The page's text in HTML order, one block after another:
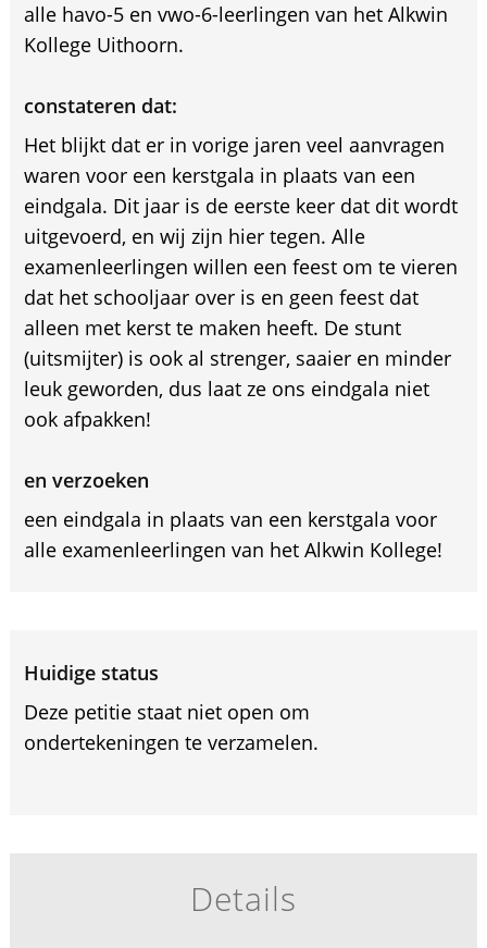
alle havo-5 en vwo-6-leerlingen van het Alkwin
Kollege Uithoorn.
constateren dat:
Het blijkt dat er in vorige jaren veel aanvragen
waren voor een kerstgala in plaats van een
eindgala. Dit jaar is de eerste keer dat dit wordt
uitgevoerd, en wij zijn hier tegen. Alle
examenleerlingen willen een feest om te vieren
dat het schooljaar over is en geen feest dat
alleen met kerst te maken heeft. De stunt
(uitsmijter) is ook al strenger, saaier en minder
leuk geworden, dus laat ze ons eindgala niet
ook afpakken!
en verzoeken
een eindgala in plaats van een kerstgala voor
alle examenleerlingen van het Alkwin Kollege!
Huidige status
Deze petitie staat niet open om
ondertekeningen te verzamelen.
Details